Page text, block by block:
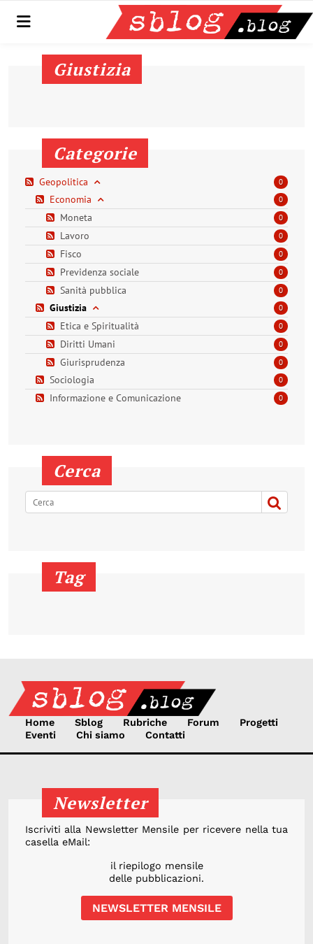
Menu
Giustizia
Categorie
0
Geopolitica
0
Economia
0
Moneta
0
Lavoro
0
Fisco
0
Previdenza sociale
0
Sanità pubblica
0
Giustizia
0
Etica e Spiritualità
0
Diritti Umani
0
Giurisprudenza
0
Sociologia
0
Informazione e Comunicazione
Cerca
Tag
Home Sblog Rubriche Forum
Progetti
Eventi
Chi siamo Contatti
Newsletter
Iscriviti alla Newsletter Mensile per ricevere nella tua
casella eMail:
il riepilogo mensile
delle pubblicazioni.
NEWSLETTER MENSILE